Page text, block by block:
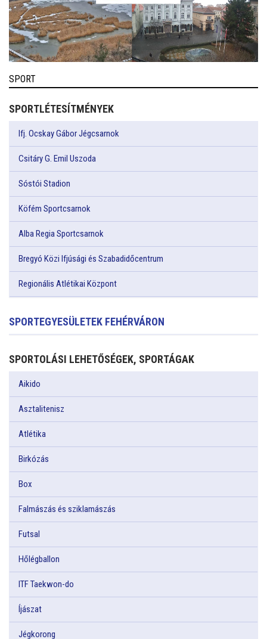
SPORT
SPORTLÉTESÍTMÉNYEK
Ifj. Ocskay Gábor Jégcsarnok
Csitáry G. Emil Uszoda
Sóstói Stadion
Köfém Sportcsarnok
Alba Regia Sportcsarnok
Bregyó Közi Ifjúsági és Szabadidőcentrum
Regionális Atlétikai Központ
SPORTEGYESÜLETEK FEHÉRVÁRON
SPORTOLÁSI LEHETŐSÉGEK, SPORTÁGAK
Aikido
Asztalitenisz
Atlétika
Birkózás
Box
Falmászás és sziklamászás
Futsal
Hőlégballon
ITF Taekwon-do
Íjászat
Jégkorong